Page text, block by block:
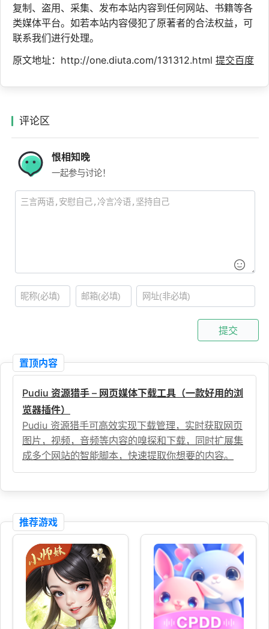
复制、盗用、采集、发布本站内容到任何网站、书籍等各
类媒体平台。如若本站内容侵犯了原著者的合法权益，可
联系我们进行处理。
原文地址：http://one.diuta.com/131312.html 提交百度
评论区
恨相知晚
一起参与讨论！
提交
置顶内容
Pudiu 资源猎手 – 网页媒体下载工具（一款好用的浏
览器插件）
Pudiu 资源猎手可高效实现下载管理，实时获取网页
图片，视频，音频等内容的嗅探和下载，同时扩展集
成多个网站的智能脚本，快速提取你想要的内容。
推荐游戏